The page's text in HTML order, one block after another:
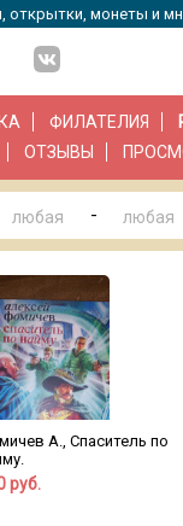
открытки, монеты и
ФИЛАТЕЛИЯ
ОТЗЫВЫ
-
А., Спаситель по
руб.